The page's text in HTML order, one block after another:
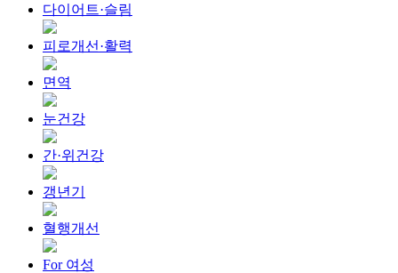
다이어트·슬림
피로개선·활력
면역
눈건강
간·위건강
갱년기
혈행개선
For 여성